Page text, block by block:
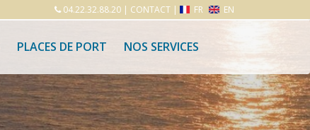
04.22.32.88.20| CONTACT| FR EN
PLACES DE PORT NOS SERVICES